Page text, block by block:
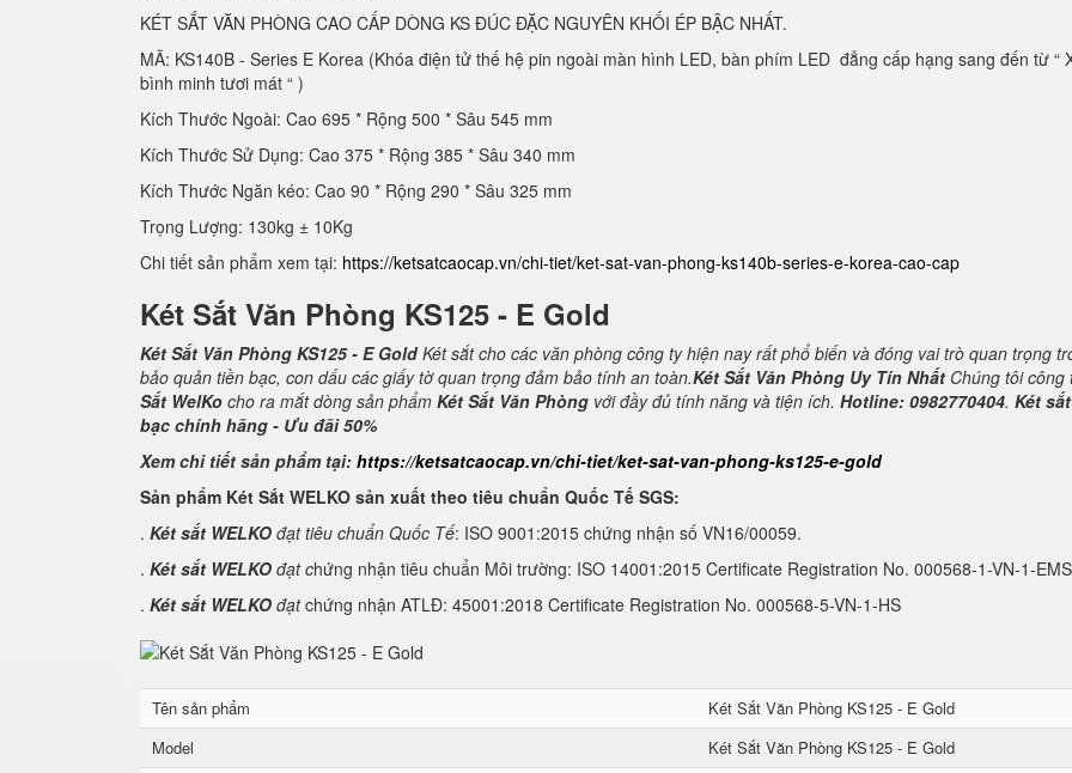
KÉT SẮT VĂN PHÒNG CAO CẤP DÒNG KS ĐÚC ĐẶC NGUYÊN KHỐI ÉP BẬC NHẤT.
MÃ: KS140B - Series E Korea (Khóa điện tử thế hệ pin ngoài màn hình LED, bàn phím LED đẳng cấp hạng sang đến từ “
bình minh tươi mát “ )
Kích Thước Ngoài: Cao 695 * Rộng 500 * Sâu 545 mm
Kích Thước Sử Dụng: Cao 375 * Rộng 385 * Sâu 340 mm
Kích Thước Ngăn kéo: Cao 90 * Rộng 290 * Sâu 325 mm
Trọng Lượng: 130kg ± 10Kg
Chi tiết sản phẩm xem tại: https://ketsatcaocap.vn/chi-tiet/ket-sat-van-phong-ks140b-series-e-korea-cao-cap
Két Sắt Văn Phòng KS125 - E Gold
Két Sắt Văn Phòng KS125 - E GoldKét sắt cho các văn phòng công ty hiện nay rất phổ biến và đóng vai trò quan trọng
bảo quản tiền bạc, con dấu các giấy tờ quan trọng đảm bảo tính an toàn.Két Sắt Văn Phòng Uy Tín Nhất Chúng tôi
Sắt WelKo cho ra mắt dòng sản phẩm Két Sắt Văn Phòng với đầy đủ tính năng và tiện ích. Hotline: 0982770404. Két
bạc chính hãng - Ưu đãi 50%
Xem chi tiết sản phẩm tại: https://ketsatcaocap.vn/chi-tiet/ket-sat-van-phong-ks125-e-gold
Sản phẩm Két Sắt WELKO sản xuất theo tiêu chuẩn Quốc Tế SGS:
. Két sắt WELKO đạt tiêu chuẩn Quốc Tế: ISO 9001:2015 chứng nhận số VN16/00059.
. Két sắt WELKO đạt chứng nhận tiêu chuẩn Môi trường: ISO 14001:2015 Certificate Registration No. 000568-1-VN-1-EMS
. Két sắt WELKO đạtchứng nhận ATLĐ: 45001:2018 Certificate Registration No. 000568-5-VN-1-HS
Tên sản phẩm
Két Sắt Văn Phòng KS125 - E Gold
Model
Két Sắt Văn Phòng KS125 - E Gold